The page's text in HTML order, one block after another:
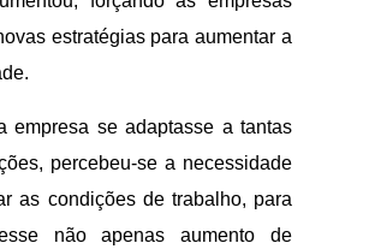
estratégias para aumentar a
empresa se adaptasse a tantas
percebeu-se a necessidade
as condições de trabalho, para
não apenas aumento de